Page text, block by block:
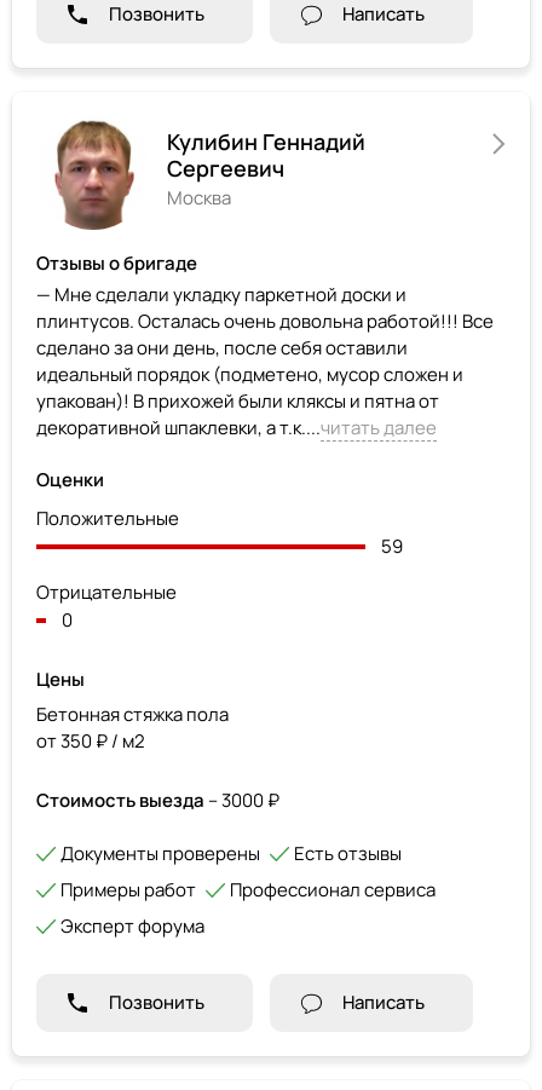
Позвонить Написать
Кулибин Геннадий
Сергеевич
Москва
Отзывы о бригаде
— Мне сделали укладку паркетной доски и
плинтусов. Осталась очень довольна работой!!! Все
сделано за они день, после себя оставили
идеальный порядок (подметено, мусор сложен и
упакован)! В прихожей были кляксы и пятна от
декоративной шпаклевки, а т.к....читать далее
Оценки
Положительные
59
Отрицательные
0
Цены
Бетонная стяжка пола
от 350 ₽ / м2
Стоимость выезда – 3000 ₽
Документы проверены
Есть отзывы
Примеры работ
Профессионал сервиса
Эксперт форума
Позвонить Написать